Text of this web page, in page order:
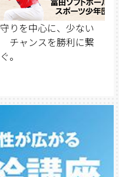
守りを中心に、少ない
チャンスを勝利に繋
ぐ。